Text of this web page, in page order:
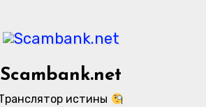
Scambank.net
истины